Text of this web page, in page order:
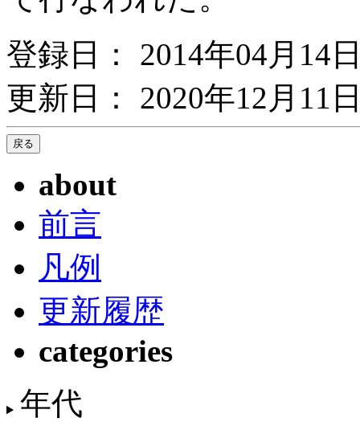
登録日： 2014年04月14
更新日： 2020年12月11
about
前言
凡例
更新履歴
categories
年代